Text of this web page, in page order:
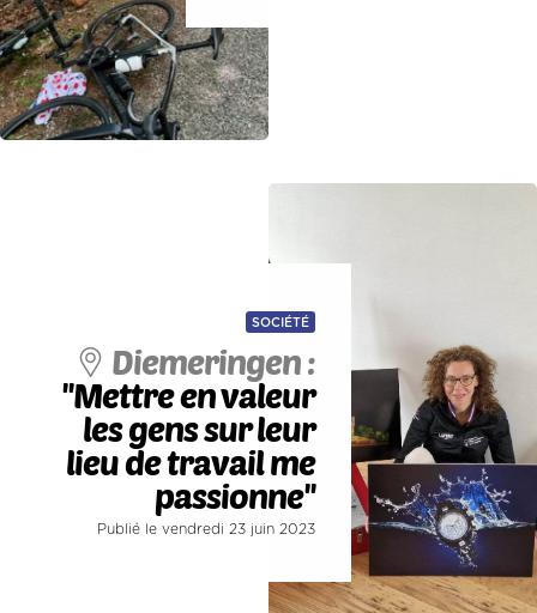
SOCIÉTÉ
Diemeringen :
''Mettre en valeur
les gens sur leur
lieu de travail me
passionne''
Publié le vendredi 23 juin 2023